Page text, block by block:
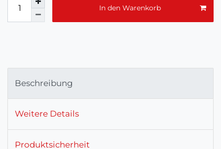
In den Warenkorb
Beschreibung
Weitere Details
Produktsicherheit